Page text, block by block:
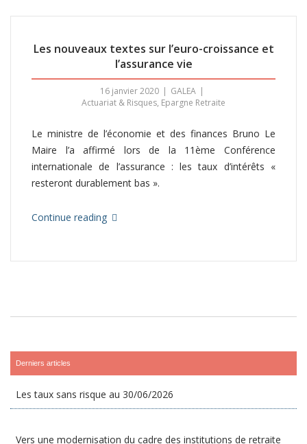
Les nouveaux textes sur l’euro-croissance et
l’assurance vie
16 janvier 2020
GALEA
Actuariat & Risques, Epargne Retraite
Le ministre de l’économie et des finances Bruno Le
Maire l’a affirmé lors de la 11ème Conférence
internationale de l’assurance : les taux d’intérêts «
resteront durablement bas ».
Continue reading
Derniers articles
Les taux sans risque au 30/06/2026
Vers une modernisation du cadre des institutions de retraite